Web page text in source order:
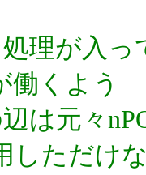
理が入っ
働くよう
は元々
しただけ